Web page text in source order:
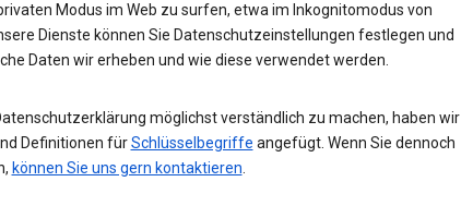
Modus im Web zu surfen, etwa im Inkognitomodus von
Dienste können Sie Datenschutzeinstellungen festlegen und
Daten wir erheben und wie diese verwendet werden.
möglichst verständlich zu machen, haben wir
Definitionen fürSchlüsselbegriffe angefügt. Wenn Sie dennoch
können Sie uns gern kontaktieren.